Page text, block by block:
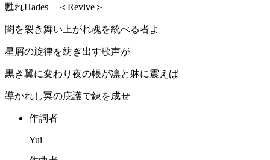
甦れHades ＜Revive＞
闇を裂き舞い上がれ魂を統べる者よ
星屑の旋律を紡ぎ出す歌声が
黒き翼に変わり夜の帳が凛と躰に震えば
導かれし冥の庇護で錬を成せ
作詞者
Yui